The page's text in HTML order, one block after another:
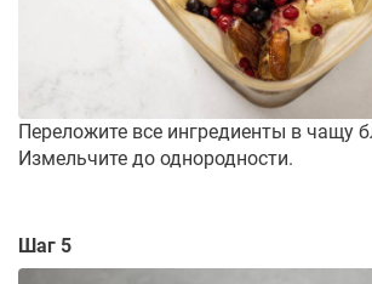
Переложите все ингредиенты в чащу
Измельчите до однородности.
Шаг 5